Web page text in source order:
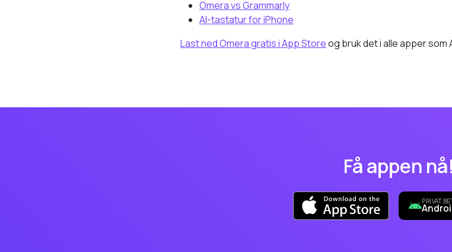
Omera vs Grammarly
AI-tastatur for iPhone
Last ned Omera gratis i App Storeog bruk det i alle apper som
Få appen nå!
PRIVAT